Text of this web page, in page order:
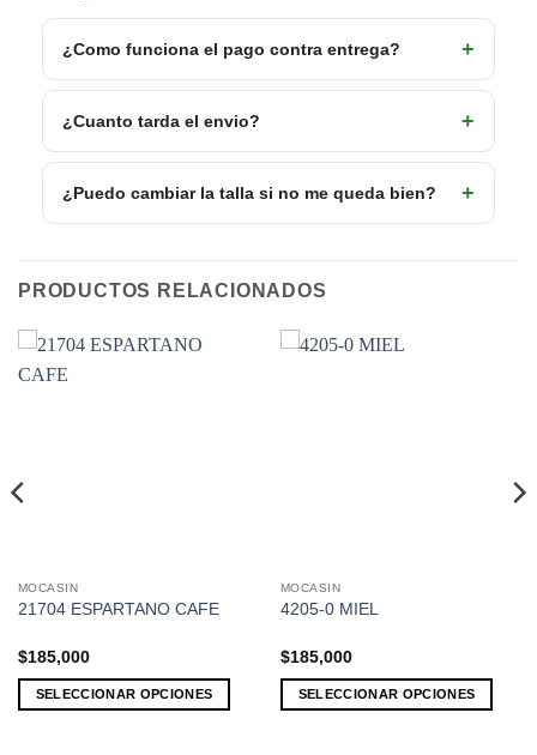
¿Como funciona el pago contra entrega?
¿Cuanto tarda el envio?
¿Puedo cambiar la talla si no me queda bien?
PRODUCTOS RELACIONADOS
MOCASIN
21704 ESPARTANO CAFE
$185,000
SELECCIONAR OPCIONES
Este
producto
múltiples
variantes.
Las
MOCASIN
4205-0 MIEL
$185,000
SELECCIONAR OPCIONES
Este
producto
múltiples
variantes.
Las